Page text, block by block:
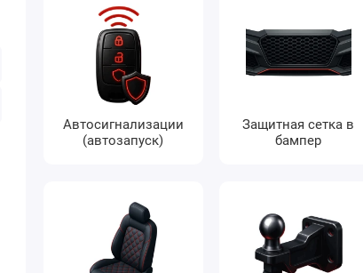
Автосигнализации
(автозапуск)
Защитная сетка в
бампер